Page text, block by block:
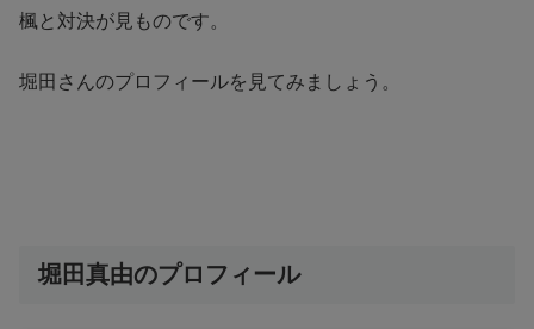
楓と対決が見ものです。
堀田さんのプロフィールを見てみましょう。
堀田真由のプロフィール